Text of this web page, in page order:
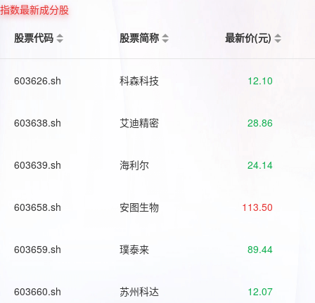
指数最新成分股
股票代码
股票简称 最新价(元)
603626.sh 科森科技 12.10
603638.sh 艾迪精密 28.86
603639.sh 海利尔 24.14
603658.sh 安图生物 113.50
603659.sh 璞泰来 89.44
603660.sh 苏州科达 12.07